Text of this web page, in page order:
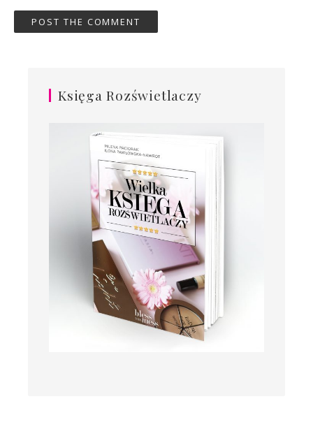
Księga Rozświetlaczy